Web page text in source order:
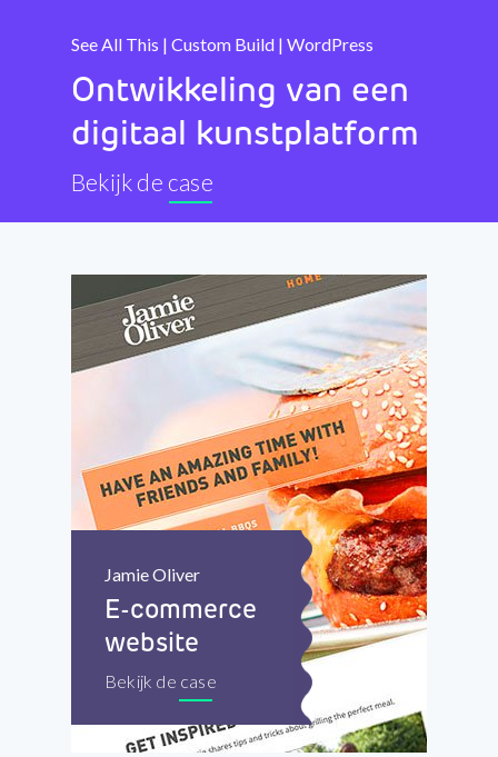
See All This | Custom Build | WordPress
Ontwikkeling van een
digitaal kunstplatform
Bekijk de case
Jamie Oliver
E-commerce
website
Bekijk de case